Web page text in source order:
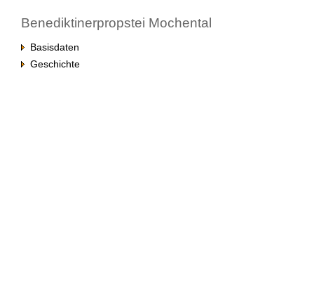
Benediktinerpropstei Mochental
Basisdaten
Geschichte